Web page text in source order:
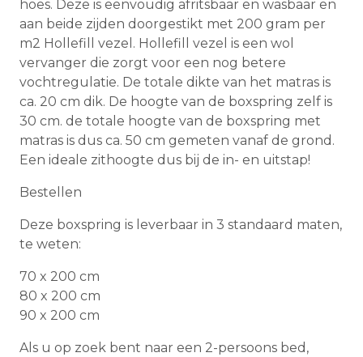
hoes. Deze is eenvoudig afritsbaar en wasbaar en
aan beide zijden doorgestikt met 200 gram per
m2 Hollefill vezel. Hollefill vezel is een wol
vervanger die zorgt voor een nog betere
vochtregulatie. De totale dikte van het matras is
ca. 20 cm dik. De hoogte van de boxspring zelf is
30 cm. de totale hoogte van de boxspring met
matras is dus ca. 50 cm gemeten vanaf de grond.
Een ideale zithoogte dus bij de in- en uitstap!
Bestellen
Deze boxspring is leverbaar in 3 standaard maten,
te weten:
70 x 200 cm
80 x 200 cm
90 x 200 cm
Als u op zoek bent naar een 2-persoons bed,